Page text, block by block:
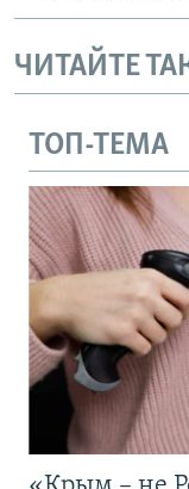
ЧИТАЙТЕ
ТОП-ТЕМА